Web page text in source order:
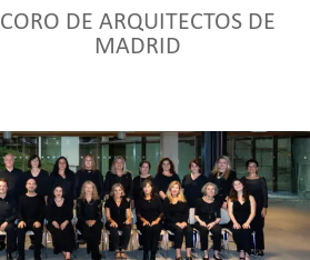
CORO DE ARQUITECTOS DE
MADRID